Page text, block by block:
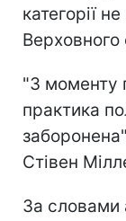
категорії
"З моменту
практика
Стівен
За словами